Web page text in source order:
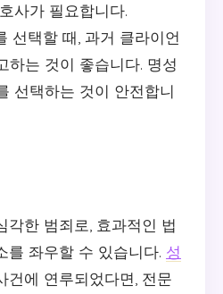
사가 필요합니다.
선택할 때, 과거 클라이언
하는 것이 좋습니다. 명성
선택하는 것이 안전합니
각한 범죄로, 효과적인 법
를 좌우할 수 있습니다. 성
건에 연루되었다면, 전문